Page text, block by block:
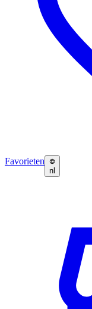
Favorieten
nl